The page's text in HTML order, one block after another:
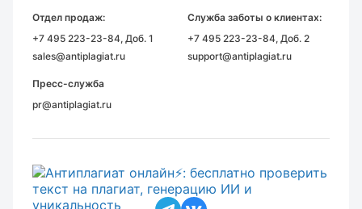
Отдел продаж:
+7 495 223-23-84, Доб. 1
sales@antiplagiat.ru
Служба заботы о клиентах:
+7 495 223-23-84, Доб. 2
support@antiplagiat.ru
Пресс-служба
pr@antiplagiat.ru